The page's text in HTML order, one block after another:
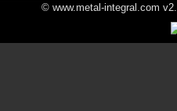
© www.metal-integral.com